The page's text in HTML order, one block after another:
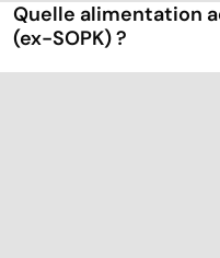
Quelle alimentation
(ex-SOPK) ?